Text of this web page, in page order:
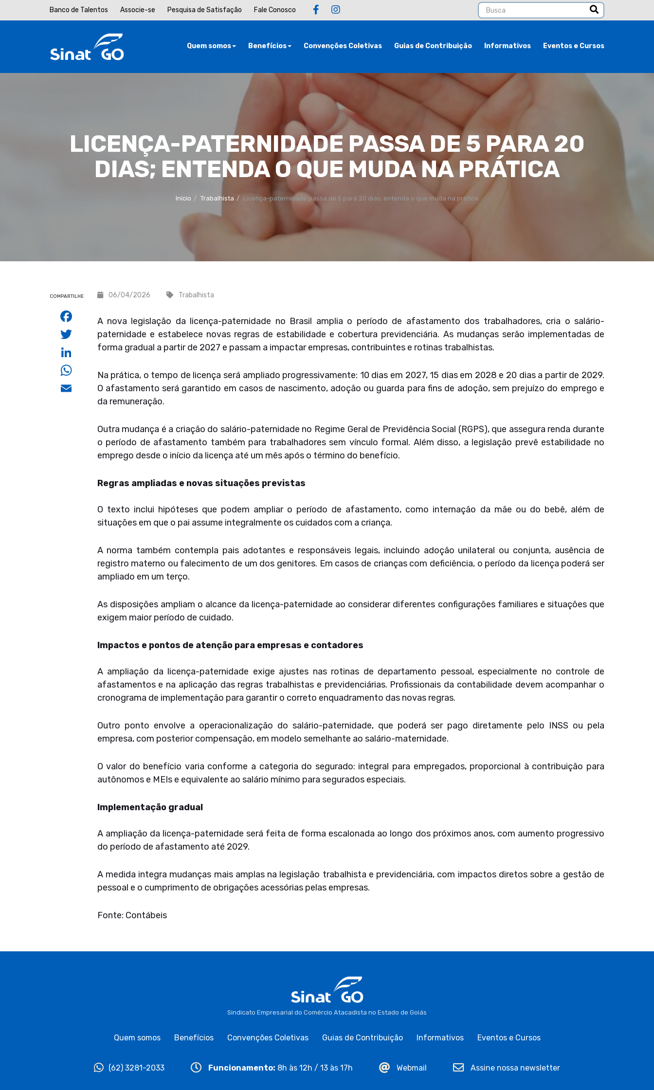
Banco de Talentos Associe-se Pesquisa de Satisfação Fale Conosco
Quem somos Benefícios Convenções Coletivas Guias de Contribuição Informativos Eventos e Cursos
LICENÇA-PATERNIDADE PASSA DE 5 PARA 20
DIAS; ENTENDA O QUE MUDA NA PRÁTICA
Início Trabalhista Licença-paternidade passa de 5 para 20 dias; entenda o que muda na prática
06/04/2026 Trabalhista
A nova legislação da licença-paternidade no Brasil amplia o período de afastamento dos trabalhadores, cria o salário-
paternidade e estabelece novas regras de estabilidade e cobertura previdenciária. As mudanças serão implementadas de
forma gradual a partir de 2027 e passam a impactar empresas, contribuintes e rotinas trabalhistas.
Na prática, o tempo de licença será ampliado progressivamente: 10 dias em 2027, 15 dias em 2028 e 20 dias a partir de 2029.
O afastamento será garantido em casos de nascimento, adoção ou guarda para fins de adoção, sem prejuízo do emprego e
da remuneração.
Outra mudança é a criação do salário-paternidade no Regime Geral de Previdência Social (RGPS), que assegura renda durante
o período de afastamento também para trabalhadores sem vínculo formal. Além disso, a legislação prevê estabilidade no
emprego desde o início da licença até um mês após o término do benefício.
Regras ampliadas e novas situações previstas
O texto inclui hipóteses que podem ampliar o período de afastamento, como internação da mãe ou do bebê, além de
situações em que o pai assume integralmente os cuidados com a criança.
A norma também contempla pais adotantes e responsáveis legais, incluindo adoção unilateral ou conjunta, ausência de
registro materno ou falecimento de um dos genitores. Em casos de crianças com deficiência, o período da licença poderá ser
ampliado em um terço.
As disposições ampliam o alcance da licença-paternidade ao considerar diferentes configurações familiares e situações que
exigem maior período de cuidado.
Impactos e pontos de atenção para empresas e contadores
A ampliação da licença-paternidade exige ajustes nas rotinas de departamento pessoal, especialmente no controle de
afastamentos e na aplicação das regras trabalhistas e previdenciárias. Profissionais da contabilidade devem acompanhar o
cronograma de implementação para garantir o correto enquadramento das novas regras.
Outro ponto envolve a operacionalização do salário-paternidade, que poderá ser pago diretamente pelo INSS ou pela
empresa, com posterior compensação, em modelo semelhante ao salário-maternidade.
O valor do benefício varia conforme a categoria do segurado: integral para empregados, proporcional à contribuição para
autônomos e MEIs e equivalente ao salário mínimo para segurados especiais.
Implementação gradual
A ampliação da licença-paternidade será feita de forma escalonada ao longo dos próximos anos, com aumento progressivo
do período de afastamento até 2029.
A medida integra mudanças mais amplas na legislação trabalhista e previdenciária, com impactos diretos sobre a gestão de
pessoal e o cumprimento de obrigações acessórias pelas empresas.
Fonte: Contábeis
COMPARTILHE
Facebook
Twitter
LinkedIn
WhatsApp
Email
Sindicato Empresarial do Comércio Atacadista no Estado de Goiás
Quem somos Benefícios Convenções Coletivas Guias de Contribuição Informativos Eventos e Cursos
(62) 3281-2033 Funcionamento: 8h às 12h / 13 às 17h Webmail Assine nossa newsletter